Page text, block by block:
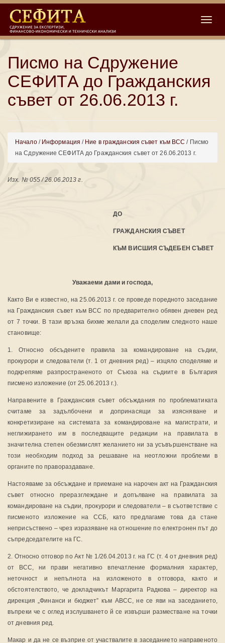
Писмо на Сдружение
СЕФИТА до Гражданския
съвет от 26.06.2013 г.
Начало/ Информация / Ние в гражданския съвет към ВСС / Писмо
на Сдружение СЕФИТА до Гражданския съвет от 26.06.2013 г.
Изх. № 055 / 26.06.2013 г.
ДО
ГРАЖДАНСКИЯ СЪВЕТ
КЪМ ВИСШИЯ СЪДЕБЕН СЪВЕТ
Уважаеми дами и господа,
Както Ви е известно, на 25.06.2013 г. се проведе поредното заседание
на Гражданския съвет към ВСС по предварително обявен дневен ред
от 7 точки. В тази връзка бихме желали да споделим следното наше
становище:
1. Относно обсъдените правила за командироване на съдии,
прокурори и следователи (т. 1 от дневния ред) – изцяло споделяме и
подкрепяме разпространеното от Съюза на съдиите в България
писмено изложение (от 25.06.2013 г.).
Направените в Гражданския съвет обсъждания по проблематиката
считаме за задълбочени и допринасящи за изясняване и
конкретизиране на системата за командироване на магистрати, и
неглижирането им в последващите редакции на правилата в
значителна степен обезмислят желанието ни за усъвършенстване на
този необходим подход за решаване на неотложни проблеми в
органите по правораздаване.
Настояваме за обсъждане и приемане на нарочен акт на Гражданския
съвет относно преразглеждане и допълване на правилата за
командироване на съдии, прокурори и следователи – в съответствие с
писменото изложение на ССБ, като предлагаме това да стане
неприсъствено – чрез изразяване на отношение по електронен път до
съпредседателите на ГС.
2. Относно отговор по Акт № 1/26.04.2013 г. на ГС (т. 4 от дневния ред)
от ВСС, ни прави негативно впечатление формалния характер,
неточност и непълнота на изложеното в отговора, както и
обстоятелството, че докладчикът Маргарита Радкова – директор на
дирекция „Финанси и бюджет” към АВСС, не се яви на заседанието,
въпреки че с оглед изслушването й се извърши разместване на точки
от дневния ред.
Макар и да не се възприе от участвалите в заседанието направеното